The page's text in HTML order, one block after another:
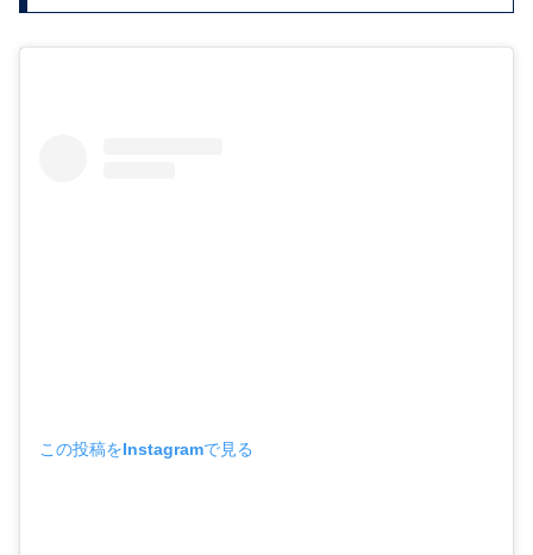
この投稿をInstagramで見る